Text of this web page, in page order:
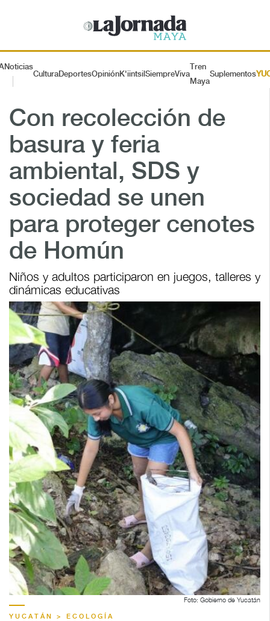
Noticias
CulturaDeportesOpiniónK'iintsil SiempreViva
Tren
Maya
Suplementos
Con recolección de
basura y feria
ambiental, SDS y
sociedad se unen
para proteger cenotes
de Homún
Niños y adultos participaron en juegos, talleres y
dinámicas educativas
Foto: Gobierno de Yucatán
YUCATÁN > ECOLOGÍA